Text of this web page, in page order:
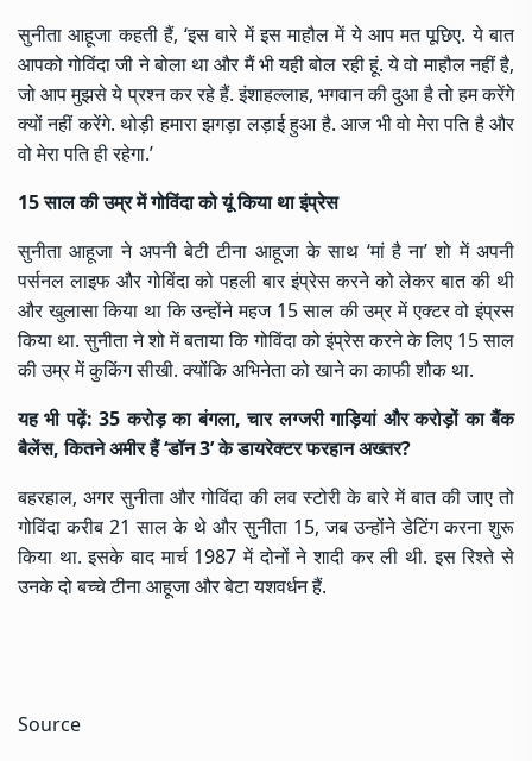
सुनीता आहूजा कहती हैं, ‘इस बारे में इस माहौल में ये आप मत पूछिए. ये बात
आपको गोविंदा जी ने बोला था और मैं भी यही बोल रही हूं. ये वो माहौल नहीं है,
जो आप मुझसे ये प्रश्न कर रहे हैं. इंशाहल्लाह, भगवान की दुआ है तो हम करेंगे
क्यों नहीं करेंगे. थोड़ी हमारा झगड़ा लड़ाई हुआ है. आज भी वो मेरा पति है और
वो मेरा पति ही रहेगा.’
15 साल की उम्र में गोविंदा को यूं किया था इंप्रेस
सुनीता आहूजा ने अपनी बेटी टीना आहूजा के साथ ‘मां है ना’ शो में अपनी
पर्सनल लाइफ और गोविंदा को पहली बार इंप्रेस करने को लेकर बात की थी
और खुलासा किया था कि उन्होंने महज 15 साल की उम्र में एक्टर वो इंप्रस
किया था. सुनीता ने शो में बताया कि गोविंदा को इंप्रेस करने के लिए 15 साल
की उम्र में कुकिंग सीखी. क्योंकि अभिनेता को खाने का काफी शौक था.
यह भी पढ़ें:35 करोड़ का बंगला, चार लग्जरी गाड़ियां और करोड़ों का बैंक
बैलेंस, कितने अमीर हैं ‘डॉन 3’ के डायरेक्टर फरहान अख्तर?
बहरहाल, अगर सुनीता और गोविंदा की लव स्टोरी के बारे में बात की जाए तो
गोविंदा करीब 21 साल के थे और सुनीता 15, जब उन्होंने डेटिंग करना शुरू
किया था. इसके बाद मार्च 1987 में दोनों ने शादी कर ली थी. इस रिश्ते से
उनके दो बच्चे टीना आहूजा और बेटा यशवर्धन हैं.
Source